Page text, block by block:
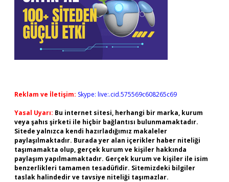
Reklam ve İletişim: Skype: live:.cid.575569c608265c69
Yasal Uyarı: Bu internet sitesi, herhangi bir marka, kurum
veya şahıs şirketi ile hiçbir bağlantısı bulunmamaktadır.
Sitede yalnızca kendi hazırladığımız makaleler
paylaşılmaktadır. Burada yer alan içerikler haber niteliği
taşımamakta olup, gerçek kurum ve kişiler hakkında
paylaşım yapılmamaktadır. Gerçek kurum ve kişiler ile isim
benzerlikleri tamamen tesadüfidir. Sitemizdeki bilgiler
taslak halindedir ve tavsiye niteliği taşımazlar.